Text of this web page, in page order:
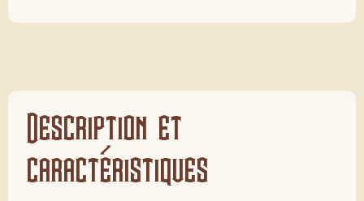
Description et
caractéristiques